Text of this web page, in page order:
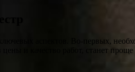
аспектов. Во-первых,
и качество работ, станет проще